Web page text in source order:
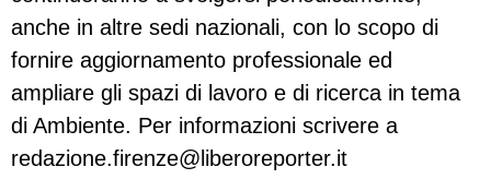
anche in altre sedi nazionali, con lo scopo di
fornire aggiornamento professionale ed
ampliare gli spazi di lavoro e di ricerca in tema
di Ambiente. Per informazioni scrivere a
redazione.firenze@liberoreporter.it